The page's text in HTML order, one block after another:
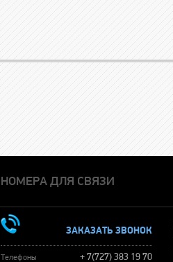
НОМЕРА ДЛЯ СВЯЗИ
ЗАКАЗАТЬ ЗВОНОК
Телефоны + 7(727) 383 19 70